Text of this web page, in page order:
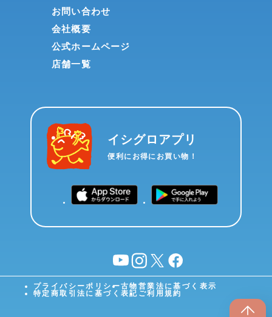
お問い合わせ
会社概要
公式ホームページ
店舗一覧
イシグロアプリ
便利にお得にお買い物！
YouTubeinstagram
X facebook
プライバシーポリシー古物営業法に基づく表示
特定商取引法に基づく表記 ご利用規約